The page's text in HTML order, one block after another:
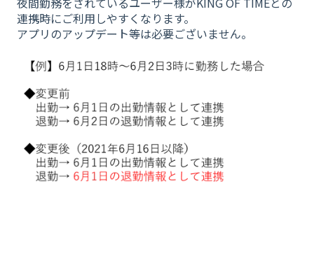
連携時にご利用しやすくなります。
アプリのアップデート等は必要ございません。